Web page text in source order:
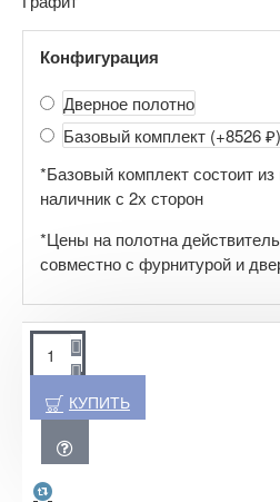
Конфигурация
Дверное полотно
Базовый комплект (+8526 ₽)
*Базовый комплект состоит из
наличник с 2х сторон
*Цены на полотна
совместно с фурнитурой и
КУПИТЬ